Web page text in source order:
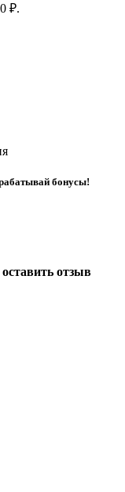
₽.
бонусы!
отзыв